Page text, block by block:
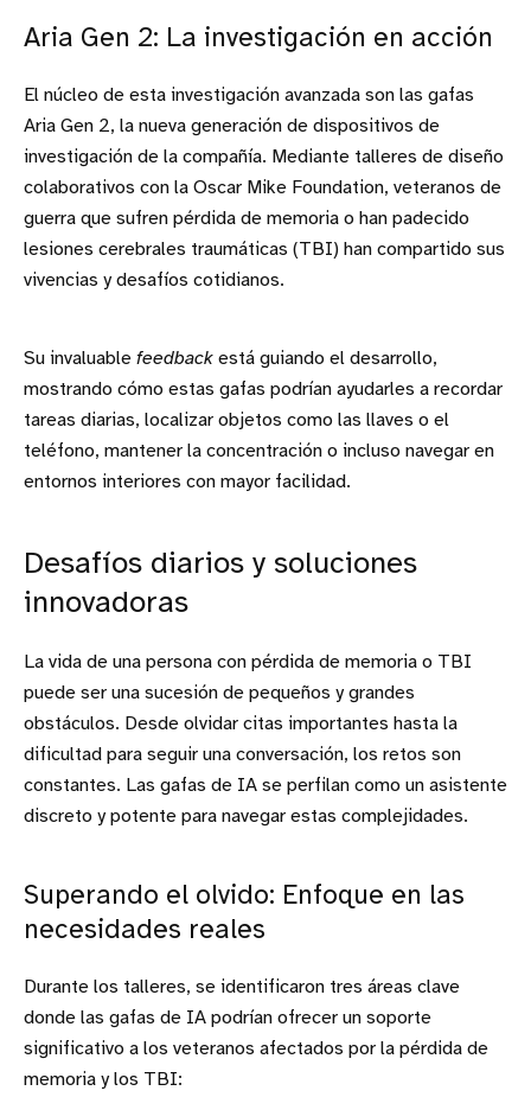
Aria Gen 2: La investigación en acción
El núcleo de esta investigación avanzada son las gafas
Aria Gen 2, la nueva generación de dispositivos de
investigación de la compañía. Mediante talleres de diseño
colaborativos con la Oscar Mike Foundation, veteranos de
guerra que sufren pérdida de memoria o han padecido
lesiones cerebrales traumáticas (TBI) han compartido sus
vivencias y desafíos cotidianos.
Su invaluable feedback está guiando el desarrollo,
mostrando cómo estas gafas podrían ayudarles a recordar
tareas diarias, localizar objetos como las llaves o el
teléfono, mantener la concentración o incluso navegar en
entornos interiores con mayor facilidad.
Desafíos diarios y soluciones
innovadoras
La vida de una persona con pérdida de memoria o TBI
puede ser una sucesión de pequeños y grandes
obstáculos. Desde olvidar citas importantes hasta la
dificultad para seguir una conversación, los retos son
constantes. Las gafas de IA se perfilan como un asistente
discreto y potente para navegar estas complejidades.
Superando el olvido: Enfoque en las
necesidades reales
Durante los talleres, se identificaron tres áreas clave
donde las gafas de IA podrían ofrecer un soporte
significativo a los veteranos afectados por la pérdida de
memoria y los TBI: